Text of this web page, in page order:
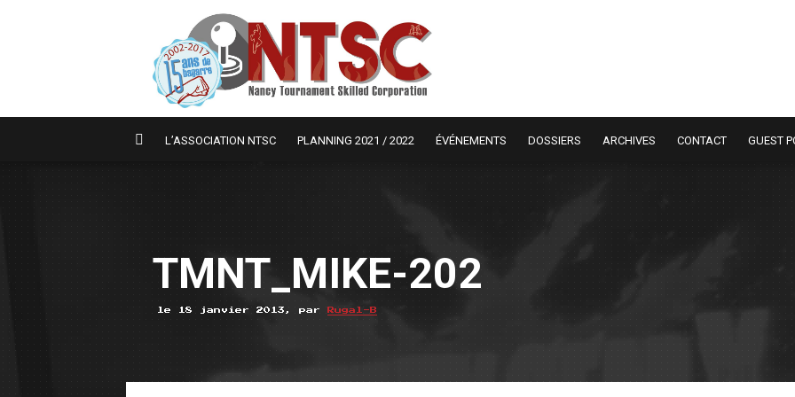
L’ASSOCIATION NTSC PLANNING 2021 / 2022 ÉVÉNEMENTS DOSSIERS ARCHIVES CONTACT GUEST
TMNT_MIKE-202
le 18 janvier 2013, par Rugal-B